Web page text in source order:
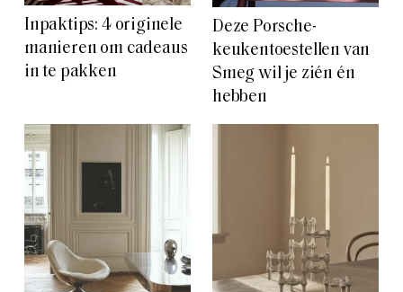
Inpaktips: 4 originele
manieren om cadeaus
in te pakken
Deze Porsche-
keukentoestellen van
Smeg wil je zién én
hebben